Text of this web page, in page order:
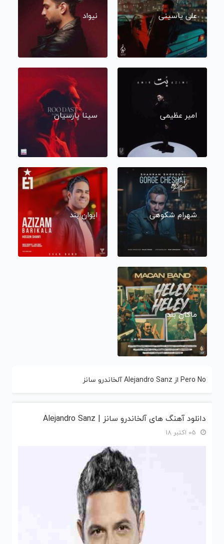
علی یاسینی نیواد
امیر عظیمی سینا پارسیان
شهرام شکوهی ایوان بند
ماکان بند
Pero No از Alejandro Sanz آلخاندرو سانز
دانلود آهنگ های آلخاندرو سانز | Alejandro Sanz